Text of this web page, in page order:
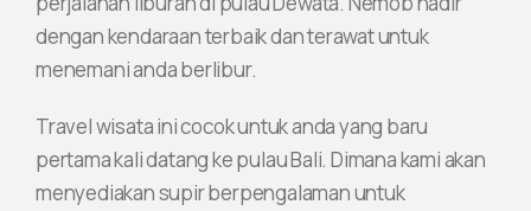
dengan kendaraan terbaik dan terawat untuk
menemani anda berlibur.
Travel wisata ini cocok untuk anda yang baru
pertama kali datang ke pulau Bali. Dimana kami akan
menyediakan supir berpengalaman untuk